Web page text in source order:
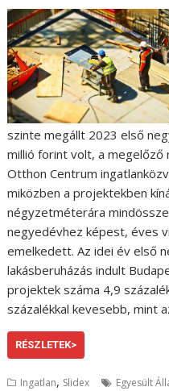
szinte megállt 2023 első
millió forint volt, a megelőző
Otthon Centrum
miközben a projektekben
négyzetméterára
negyedévhez képest, éves
emelkedett. Az idei év első
lakásberuházás indult
projektek száma 4,9
százalékkal kevesebb, mint
RÉSZLETEK>
Ingatlan, Slidex Egyesült